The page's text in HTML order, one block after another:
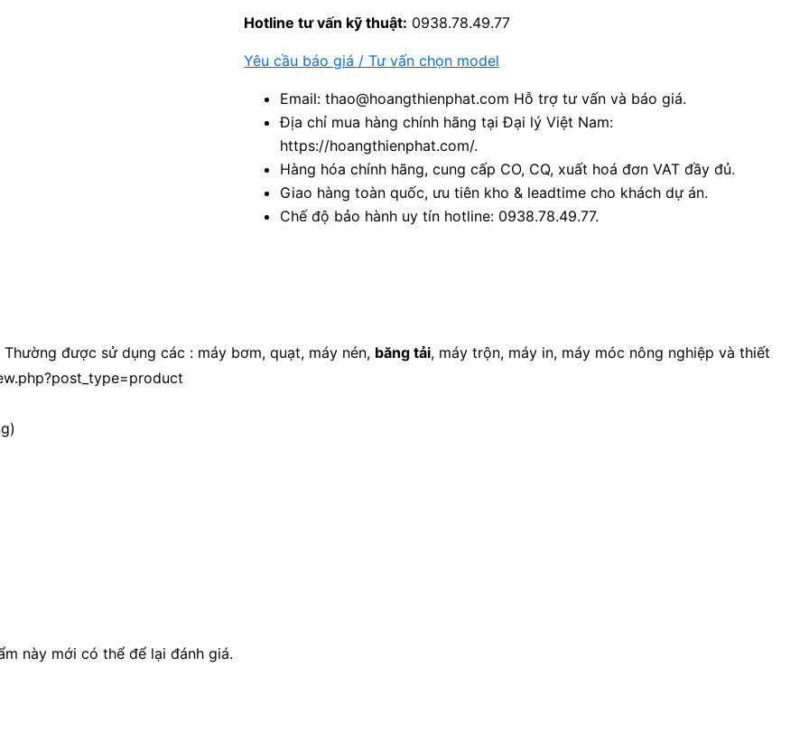
Hotline tư vấn kỹ thuật: 0938.78.49.77
Yêu cầu báo giá / Tư vấn chọn model
Email: thao@hoangthienphat.com Hỗ trợ tư vấn và báo giá.
Địa chỉ mua hàng chính hãng tại Đại lý Việt Nam:
https://hoangthienphat.com/.
Hàng hóa chính hãng, cung cấp CO, CQ, xuất hoá đơn VAT đầy đủ.
Giao hàng toàn quốc, ưu tiên kho & leadtime cho khách dự án.
Chế độ bảo hành uy tín hotline: 0938.78.49.77.
được sử dụng các : máy bơm, quạt, máy nén, băng tải, máy trộn, máy in, máy móc nông nghiệp và thiết
này mới có thể để lại đánh giá.